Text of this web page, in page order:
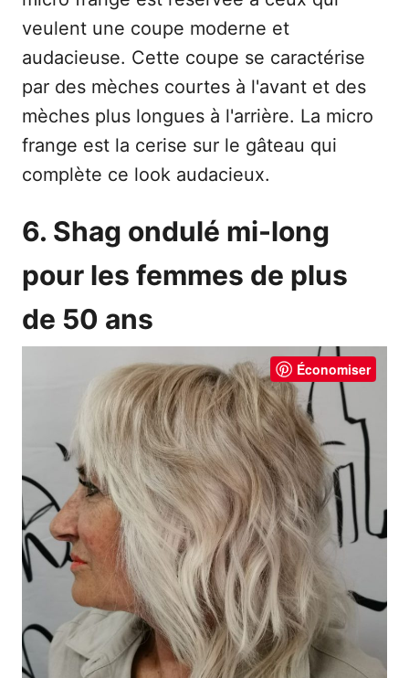
veulent une coupe moderne et
audacieuse. Cette coupe se caractérise
par des mèches courtes à l'avant et des
mèches plus longues à l'arrière. La micro
frange est la cerise sur le gâteau qui
complète ce look audacieux.
6. Shag ondulé mi-long
pour les femmes de plus
de 50 ans
Économiser